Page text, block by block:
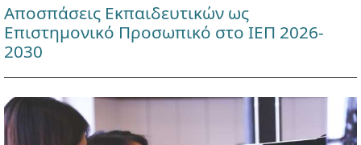
Αποσπάσεις Εκπαιδευτικών ως
Επιστημονικό Προσωπικό στο ΙΕΠ 2026-
2030